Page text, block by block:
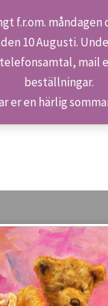
f.r.om. måndagen
10 Augusti.
mail
beställningar.
er en härlig
Produkter